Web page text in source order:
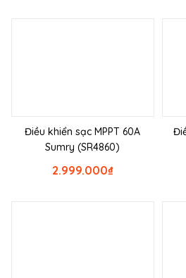
Điều khiển sạc MPPT 60A
Sumry (SR4860)
₫
2.999.000